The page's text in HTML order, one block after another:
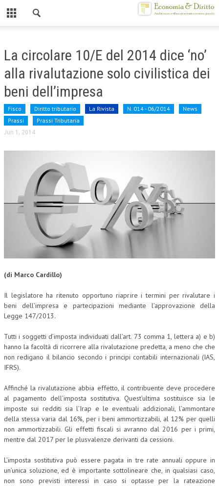
CHI SIAMO
CENTRO STUDI
ORGANIZZAZIONE
OBIETTIVI
DIREZIONE SCIENTIFICA
ALTA FORMAZIONE
CORSI CE.S.E.D.
ARCHIVIO CORSI 2015
LA RIVISTA
COMITATO SCIENTIFICO
COMITATO EDITORIALE
REDAZIONE
PEER REVIEW
CODICE ETICO
AUTORI
COLLABORA CON NOI
La circolare 10/E del 2014 dice ‘no’
alla rivalutazione solo civilistica dei
beni dell’impresa
Fisco Diritto tributario La Rivista N. 014 - 06/2014
News
Prassi
Prassi Tributaria
Jun 1, 2014
(di Marco Cardillo)
Il legislatore ha ritenuto opportuno riaprire i termini per rivalutare i
beni dell’impresa e partecipazioni mediante l’approvazione della
Legge 147/2013.
Tutti i soggetti d’imposta individuati dall’art. 73 comma 1, lettera a) e b)
hanno la facoltà di ricorrere alla rivalutazione predetta, a meno che che
non redigano il bilancio secondo i principi contabili internazionali (IAS,
IFRS).
Affinché la rivalutazione abbia effetto, il contribuente deve procedere
al pagamento dell’imposta sostitutiva. Quest’ultima sostituisce sia le
imposte sui redditi sia l’Irap e le eventuali addizionali, l’ammontare
della stessa varia dal 16%, per i beni ammortizzabili, al 12% per quelli
non ammortizzabili. Gli effetti fiscali si avranno dal 2016 per i primi,
mentre dal 2017 per le plusvalenze derivanti da cessioni.
L’imposta sostitutiva può essere pagata in tre rate annuali oppure in
un’unica soluzione, ed è importante sottolineare che, in qualsiasi caso,
non sono previsti interessi in caso si optasse per la rateazione